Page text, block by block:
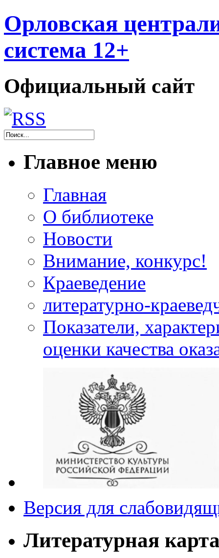
Орловская
система 12+
Официальный сайт
Главное меню
Главная
О библиотеке
Новости
Внимание, конкурс!
Краеведение
литературно-
Показатели,
оценки качества
Версия для
Литературная